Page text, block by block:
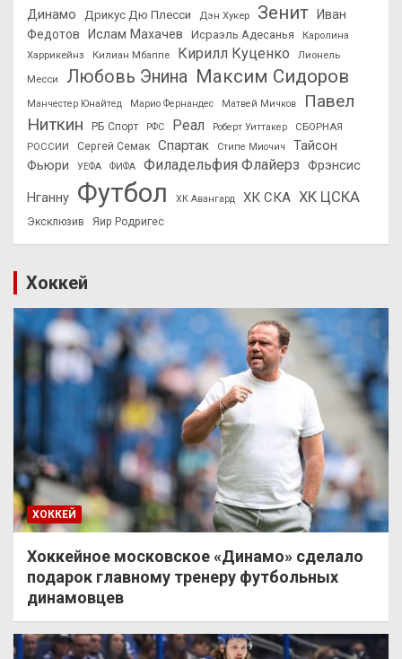
Динамо Дрикус Дю Плесси Дэн Хукер Зенит Иван
Федотов
Ислам Махачев Исраэль Адесанья
Каролина
Харрикейнз
Килиан Мбаппе Кирилл Куценко
Лионель
Месси
Любовь Энина Максим Сидоров
Манчестер Юнайтед Марио Фернандес Матвей Мичков
Павел
Ниткин
РБ Спорт РФС Реал Роберт Уиттакер
СБОРНАЯ
РОССИИ
Сергей Семак Спартак Стипе Миочич
Тайсон
Фьюри
УЕФА ФИФА Филадельфия Флайерз Фрэнсис
Нганну Футбол ХК Авангард ХК СКА ХК ЦСКА
Эксклюзив Яир Родригес
Хоккей
ХОККЕЙ
Хоккейное московское «Динамо» сделало
подарок главному тренеру футбольных
динамовцев